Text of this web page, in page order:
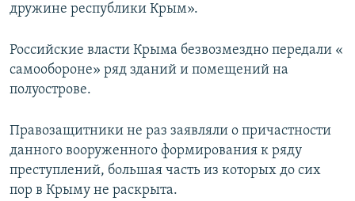
дружине республики Крым».
Российские власти Крыма безвозмездно передали «​
самообороне»​ ряд зданий и помещений на
полуострове.
Правозащитники не раз заявляли о причастности
данного вооруженного формирования к ряду
преступлений, большая часть из которых до сих
пор в Крыму не раскрыта.